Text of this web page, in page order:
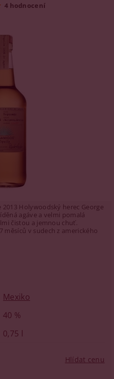
4 hodnocení
Holywoodský herec George
agáve a velmi pomalá
čistou a jemnou chuť.
měsíců v sudech z amerického
Mexiko
40 %
0,75 l
Hlídat cenu